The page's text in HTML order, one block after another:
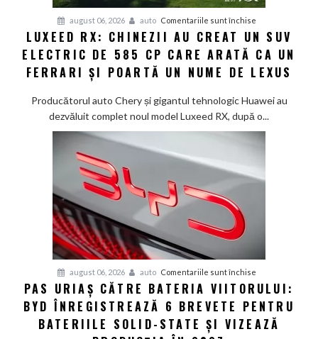
Smart
în
China
august 06, 2026 auto Comentariile sunt închise
Luxeed
RX:
Chinezii
creat
un
585
și
poartă
nume
LUXEED RX: CHINEZII AU CREAT UN SUV
ELECTRIC DE 585 CP CARE ARATĂ CA UN
FERRARI ȘI POARTĂ UN NUME DE LEXUS
Producătorul auto Chery și gigantul tehnologic Huawei au
dezvăluit complet noul model Luxeed RX, după o...
august 06, 2026 auto Comentariile sunt închise
Pas
uriaș
către
PAS URIAȘ CĂTRE BATERIA VIITORULUI:
BYD ÎNREGISTREAZĂ 6 BREVETE PENTRU
BATERIILE SOLID-STATE ȘI VIZEAZĂ